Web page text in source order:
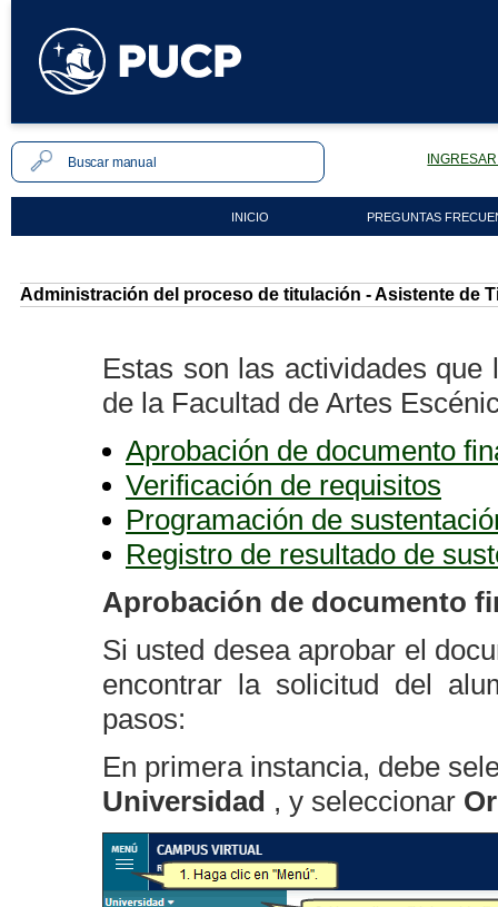
INICIO PREGUNTAS
Administración del proceso de titulación - Asistente de
Estas son las actividades
de la Facultad de Artes
Aprobación de documento
Verificación de requisitos
Programación de
Registro de resultado de
Aprobación de documento
Si usted desea aprobar el
encontrar la solicitud del
pasos:
En primera instancia, debe
Universidad , y seleccionar